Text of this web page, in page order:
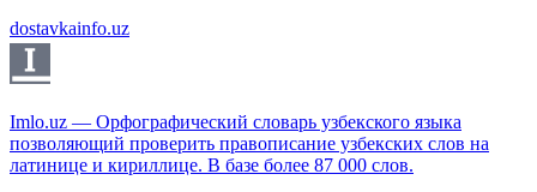
dostavkainfo.uz
Imlo.uz — Орфографический словарь узбекского языка
позволяющий проверить правописание узбекских слов на
латинице и кириллице. В базе более 87 000 слов.